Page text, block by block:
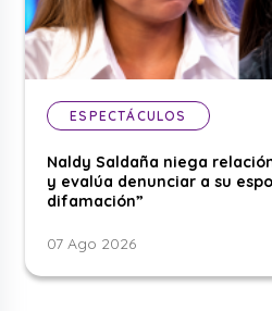
ESPECTÁCULOS
Naldy Saldaña niega
y evalúa denunciar a su
difamación”
07 Ago 2026